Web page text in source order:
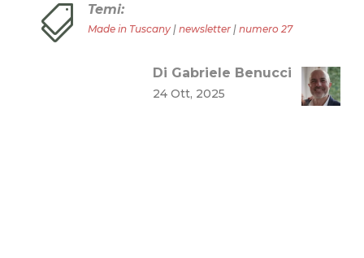
 Temi:
Made in Tuscany| newsletter| numero 27
Di Gabriele Benucci
24 Ott, 2025